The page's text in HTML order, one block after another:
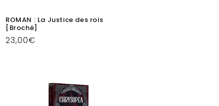
ROMAN : La Justice des rois
[Broché]
Prix
23,00€